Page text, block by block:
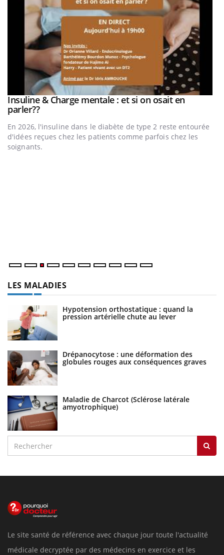
Youtube
Insuline & Charge mentale : et si on osait en
parler??Youtube
En 2026, l'insuline dans le diabète de type 2 reste entourée
d'idées reçues chez les patients comme parfois chez les
soignants.
LES MALADIES
Hypotension orthostatique : quand la
pression artérielle chute au lever
Drépanocytose : une déformation des
globules rouges aux conséquences graves
Maladie de Charcot (Sclérose latérale
amyotrophique)
Le site santé de référence avec chaque jour toute l'actualité
médicale decryptée par des médecins en exercice et les